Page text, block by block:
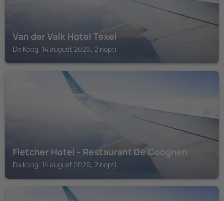
Van der Valk Hotel Texel
De Koog, 14 august 2026, 2 nopți
Fletcher Hotel - Restaurant De Cooghen
De Koog, 14 august 2026, 2 nopți